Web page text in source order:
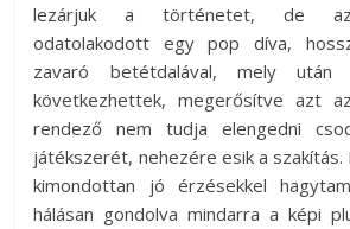
lezárjuk a történetet, de
odatolakodott egy pop díva,
zavaró betétdalával, mely után
következhettek, megerősítve azt
rendező nem tudja elengedni
játékszerét, nehezére esik a szakítás.
kimondottan jó érzésekkel
hálásan gondolva mindarra a képi